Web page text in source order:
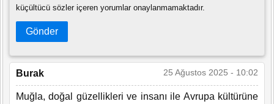
küçültücü sözler içeren yorumlar onaylanmamaktadır.
Gönder
Burak 25 Ağustos 2025 - 10:02
Muğla, doğal güzellikleri ve insanı ile Avrupa kültürüne